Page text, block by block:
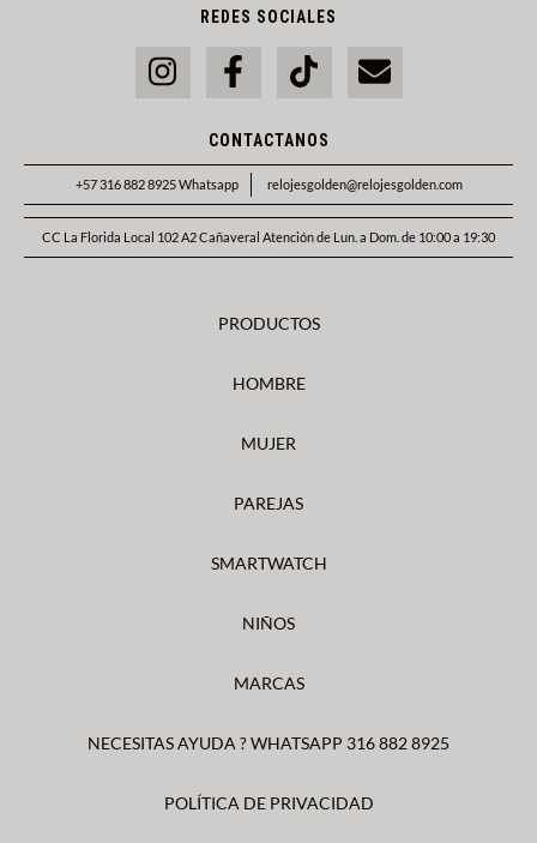
REDES SOCIALES
CONTACTANOS
+57 316 882 8925 Whatsapp relojesgolden@relojesgolden.com
CC La Florida Local 102 A2 Cañaveral Atención de Lun. a Dom. de 10:00 a 19:30
PRODUCTOS
HOMBRE
MUJER
PAREJAS
SMARTWATCH
NIÑOS
MARCAS
NECESITAS AYUDA ? WHATSAPP 316 882 8925
POLÍTICA DE PRIVACIDAD